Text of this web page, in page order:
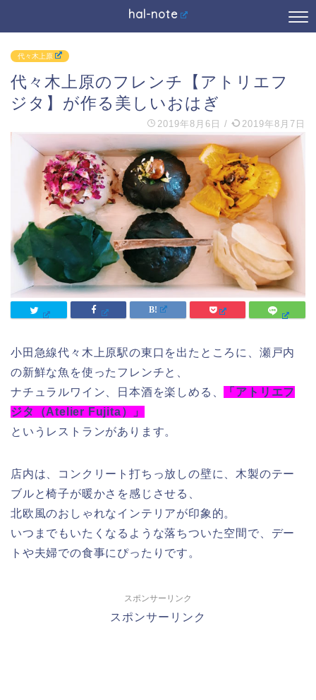
hal-note
代々木上原
代々木上原のフレンチ【アトリエフ
ジタ】が作る美しいおはぎ
2019年8月6日 / 2019年8月7日
小田急線代々木上原駅の東口を出たところに、瀬戸内
の新鮮な魚を使ったフレンチと、
ナチュラルワイン、日本酒を楽しめる、
「アトリエフ
ジタ（Atelier Fujita）」
というレストランがあります。
店内は、コンクリート打ちっ放しの壁に、木製のテー
ブルと椅子が暖かさを感じさせる、
北欧風のおしゃれなインテリアが印象的。
いつまでもいたくなるような落ちついた空間で、デー
トや夫婦での食事にぴったりです。
スポンサーリンク
スポンサーリンク